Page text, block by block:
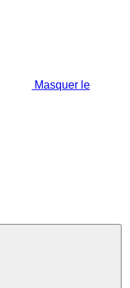
Masquer le